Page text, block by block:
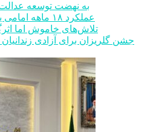
به نهضت توسعه
عملکرد ۱۸ ماهه امامی یگانه مورد قبول است
تلاش‌های خاموش اما